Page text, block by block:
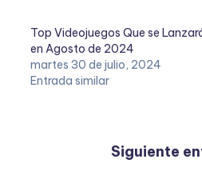
Top Videojuegos Que se
en Agosto de 2024
martes 30 de julio, 2024
Entrada similar
Siguiente